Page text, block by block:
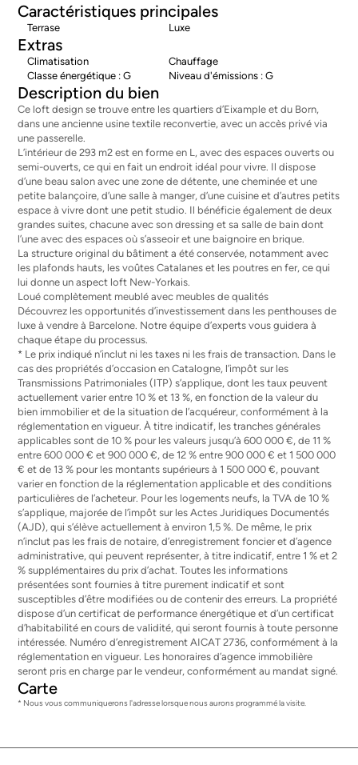
Caractéristiques principales
Terrase Luxe
Extras
Climatisation
Chauffage
Classe énergétique : G
Niveau d'émissions : G
Description du bien
Ce loft design se trouve entre les quartiers d’Eixample et du Born,
dans une ancienne usine textile reconvertie, avec un accès privé via
une passerelle.
L’intérieur de 293 m2 est en forme en L, avec des espaces ouverts ou
semi-ouverts, ce qui en fait un endroit idéal pour vivre. Il dispose
d’une beau salon avec une zone de détente, une cheminée et une
petite balançoire, d’une salle à manger, d’une cuisine et d’autres petits
espace à vivre dont une petit studio. Il bénéficie également de deux
grandes suites, chacune avec son dressing et sa salle de bain dont
l’une avec des espaces où s’asseoir et une baignoire en brique.
La structure original du bâtiment a été conservée, notamment avec
les plafonds hauts, les voûtes Catalanes et les poutres en fer, ce qui
lui donne un aspect loft New-Yorkais.
Loué complètement meublé avec meubles de qualités
Découvrez les opportunités d’investissement dans les penthouses de
luxe à vendre à Barcelone. Notre équipe d’experts vous guidera à
chaque étape du processus.
* Le prix indiqué n’inclut ni les taxes ni les frais de transaction. Dans le
cas des propriétés d’occasion en Catalogne, l’impôt sur les
Transmissions Patrimoniales (ITP) s’applique, dont les taux peuvent
actuellement varier entre 10 % et 13 %, en fonction de la valeur du
bien immobilier et de la situation de l’acquéreur, conformément à la
réglementation en vigueur. À titre indicatif, les tranches générales
applicables sont de 10 % pour les valeurs jusqu’à 600 000 €, de 11 %
entre 600 000 € et 900 000 €, de 12 % entre 900 000 € et 1 500 000
€ et de 13 % pour les montants supérieurs à 1 500 000 €, pouvant
varier en fonction de la réglementation applicable et des conditions
particulières de l’acheteur. Pour les logements neufs, la TVA de 10 %
s’applique, majorée de l’impôt sur les Actes Juridiques Documentés
(AJD), qui s’élève actuellement à environ 1,5 %. De même, le prix
n’inclut pas les frais de notaire, d’enregistrement foncier et d’agence
administrative, qui peuvent représenter, à titre indicatif, entre 1 % et 2
% supplémentaires du prix d’achat. Toutes les informations
présentées sont fournies à titre purement indicatif et sont
susceptibles d’être modifiées ou de contenir des erreurs. La propriété
dispose d’un certificat de performance énergétique et d’un certificat
d’habitabilité en cours de validité, qui seront fournis à toute personne
intéressée. Numéro d’enregistrement AICAT 2736, conformément à la
réglementation en vigueur. Les honoraires d’agence immobilière
seront pris en charge par le vendeur, conformément au mandat signé.
Carte
* Nous vous communiquerons l'adresse lorsque nous aurons programmé la visite.